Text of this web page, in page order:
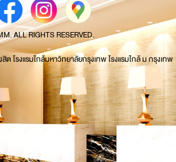
ALL RIGHTS RESERVED.
โรงแรมใกล้มหาวิทยาลัยกรุงเทพ โรงแรมใกล้ ม กรุงเทพ